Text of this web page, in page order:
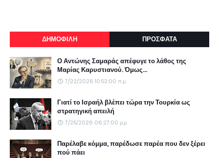
ΔΗΜΟΦΙΛΗ ΠΡΟΣΦΑΤΑ
Ο Αντώνης Σαμαράς απέφυγε το λάθος της
Μαρίας Καρυστιανού. Όμως...
7/22/2026 10:52:00 π.μ.
Γιατί το Ισραήλ βλέπει τώρα την Τουρκία ως
στρατηγική απειλή
7/25/2026 06:27:00 μ.μ.
Παρέλαβε κόμμα, παρέδωσε παρέα που δεν ξέρει
πού πάει